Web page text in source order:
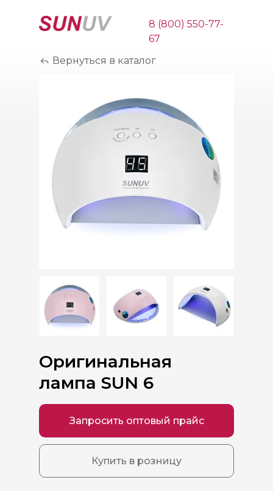
8 (800) 550-77-
67
Оригинальная
лампа SUN 6
Запросить оптовый прайс
Купить в розницу
Вернуться в каталог